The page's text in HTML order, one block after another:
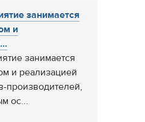
занимается
и
занимается
и реализацией
производителей,
ос...